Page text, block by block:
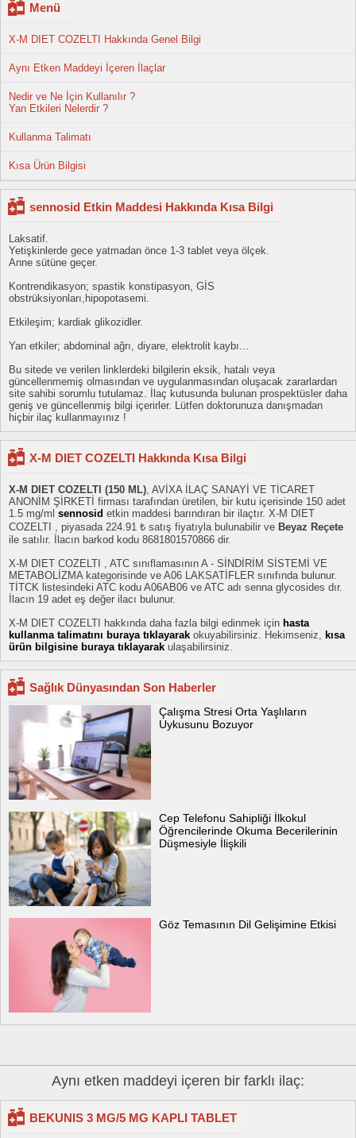
Menü
X-M DIET COZELTI Hakkında Genel Bilgi
Aynı Etken Maddeyi İçeren İlaçlar
Nedir ve Ne İçin Kullanılır ?
Yan Etkileri Nelerdir ?
Kullanma Talimatı
Kısa Ürün Bilgisi
sennosid Etkin Maddesi Hakkında Kısa Bilgi
Laksatif.
Yetişkinlerde gece yatmadan önce 1-3 tablet veya ölçek.
Anne sütüne geçer.
Kontrendikasyon; spastik konstipasyon, GİS
obstrüksiyonları,hipopotasemi.
Etkileşim; kardiak glikozidler.
Yan etkiler; abdominal ağrı, diyare, elektrolit kaybı...
Bu sitede ve verilen linklerdeki bilgilerin eksik, hatalı veya
güncellenmemiş olmasından ve uygulanmasından oluşacak zararlardan
site sahibi sorumlu tutulamaz. İlaç kutusunda bulunan prospektüsler daha
geniş ve güncellenmiş bilgi içerirler. Lütfen doktorunuza danışmadan
hiçbir ilaç kullanmayınız !
X-M DIET COZELTI Hakkında Kısa Bilgi
X-M DIET COZELTI (150 ML), AVİXA İLAÇ SANAYİ VE TİCARET
ANONİM ŞİRKETİ firması tarafından üretilen, bir kutu içerisinde 150 adet
1.5 mg/ml sennosid etkin maddesi barındıran bir ilaçtır. X-M DIET
COZELTI , piyasada 224.91 ₺ satış fiyatıyla bulunabilir ve Beyaz Reçete
ile satılır. İlacın barkod kodu 8681801570866 dir.
X-M DIET COZELTI , ATC sınıflamasının A - SİNDİRİM SİSTEMİ VE
METABOLİZMA kategorisinde ve A06 LAKSATİFLER sınıfında bulunur.
TİTCK listesindeki ATC kodu A06AB06 ve ATC adı senna glycosides dır.
İlacın 19 adet eş değer ilacı bulunur.
X-M DIET COZELTI hakkında daha fazla bilgi edinmek için hasta
kullanma talimatını buraya tıklayarak okuyabilirsiniz. Hekimseniz, kısa
ürün bilgisine buraya tıklayarak ulaşabilirsiniz.
Sağlık Dünyasından Son Haberler
Çalışma Stresi Orta Yaşlıların
Uykusunu Bozuyor
Cep Telefonu Sahipliği İlkokul
Öğrencilerinde Okuma Becerilerinin
Düşmesiyle İlişkili
Göz Temasının Dil Gelişimine Etkisi
Aynı etken maddeyi içeren bir farklı ilaç:
BEKUNIS 3 MG/5 MG KAPLI TABLET